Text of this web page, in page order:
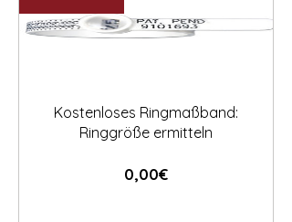
Kostenloses Ringmaßband:
Ringgröße ermitteln
0,00€Preis